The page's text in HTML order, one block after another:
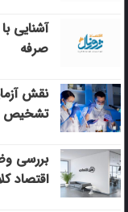
آشنایی
صرفه
نقش
تشخیص
بررسی
اقتصاد